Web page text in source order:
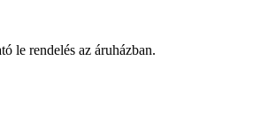
le rendelés az áruházban.